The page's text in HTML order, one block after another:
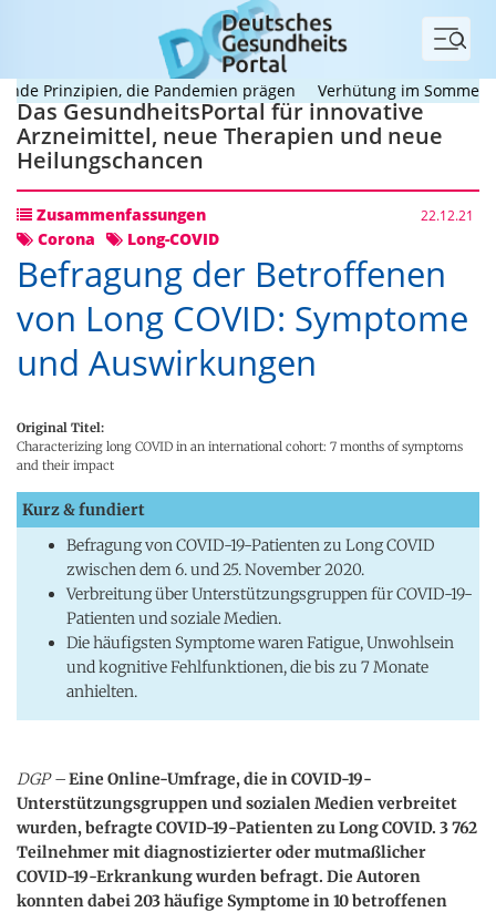
Menü
Prinzipien, die Pandemien prägen Verhütung im Sommer:
Das GesundheitsPortal für innovative
Arzneimittel, neue Therapien und neue
Heilungschancen
Zusammenfassungen 22.12.21
Corona Long-COVID
Befragung der Betroffenen
von Long COVID: Symptome
und Auswirkungen
Original Titel:
Characterizing long COVID in an international cohort: 7 months of symptoms
and their impact
Kurz & fundiert
Befragung von COVID-19-Patienten zu Long COVID
zwischen dem 6. und 25. November 2020.
Verbreitung über Unterstützungsgruppen für COVID-19-
Patienten und soziale Medien.
Die häufigsten Symptome waren Fatigue, Unwohlsein
und kognitive Fehlfunktionen, die bis zu 7 Monate
anhielten.
DGP –Eine Online-Umfrage, die in COVID-19-
Unterstützungsgruppen und sozialen Medien verbreitet
wurden, befragte COVID-19-Patienten zu Long COVID. 3 762
Teilnehmer mit diagnostizierter oder mutmaßlicher
COVID-19-Erkrankung wurden befragt. Die Autoren
konnten dabei 203 häufige Symptome in 10 betroffenen